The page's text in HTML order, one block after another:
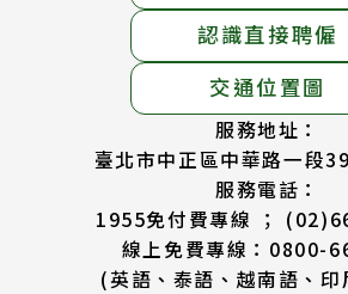
認識直接聘僱
交通位置圖
服務地址：
臺北市中正區中華路一段
服務電話：
1955免付費專線 ；
線上免費專線：0800-
(英語、泰語、越南語、印